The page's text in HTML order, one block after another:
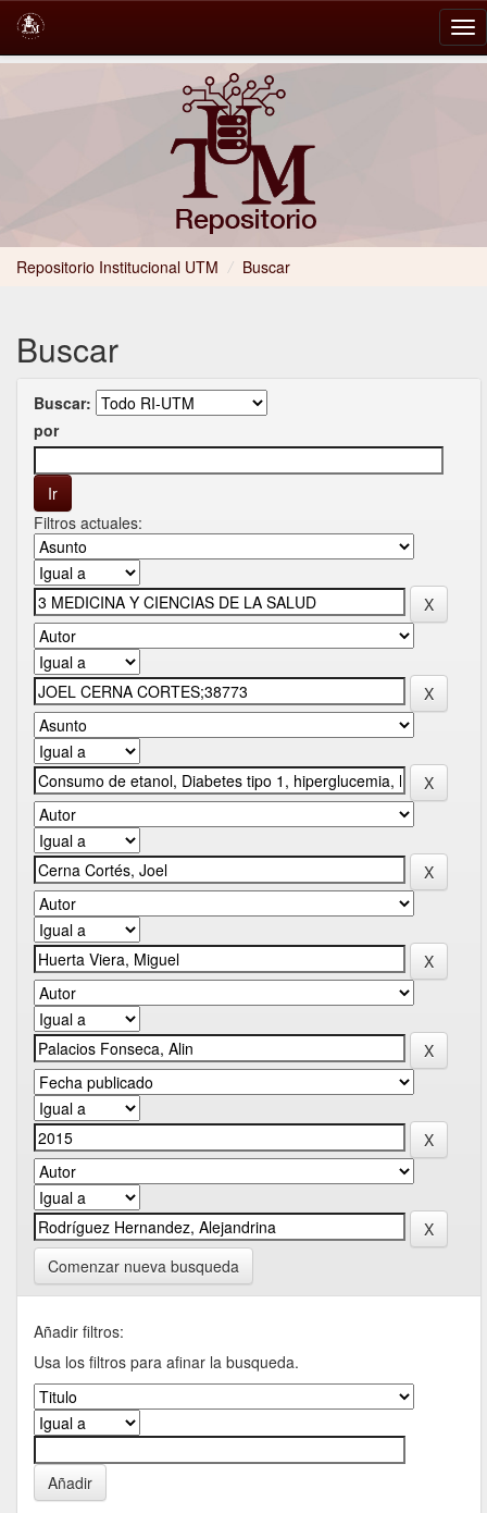
Repositorio Institucional UTM / Buscar
Buscar
Buscar:
por
Filtros actuales:
Comenzar nueva busqueda
Añadir filtros:
Usa los filtros para afinar la busqueda.